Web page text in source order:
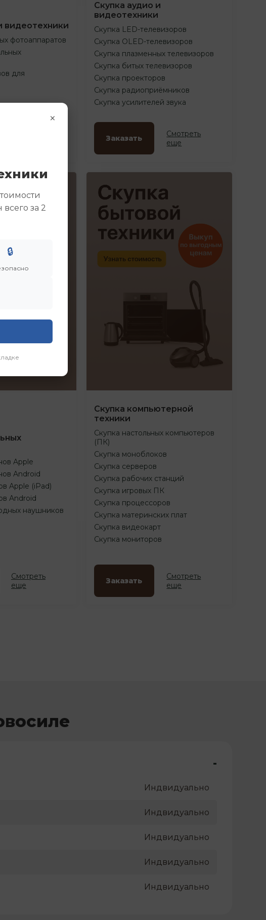
видеотехники
фотоаппаратов
для
Скупка аудио и
видеотехники
Скупка LED-телевизоров
Скупка OLED-телевизоров
Скупка плазменных телевизоров
Скупка битых телевизоров
Скупка проекторов
Скупка радиоприёмников
Скупка усилителей звука
Заказать
Смотреть
еще
Apple
Android
Apple (iPad)
Android
наушников
Смотреть
еще
Скупка компьютерной
техники
Скупка настольных компьютеров
(ПК)
Скупка моноблоков
Скупка серверов
Скупка рабочих станций
Скупка игровых ПК
Скупка процессоров
Скупка материнских плат
Скупка видеокарт
Скупка мониторов
Заказать
Смотреть
еще
-
Индвидуально
Индвидуально
Индвидуально
Индвидуально
Индвидуально
×
за 2
🔒